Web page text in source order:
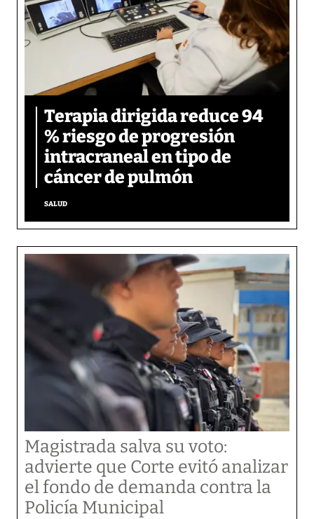
Terapia dirigida reduce 94
% riesgo de progresión
intracraneal en tipo de
cáncer de pulmón
SALUD
Magistrada salva su voto:
advierte que Corte evitó analizar
el fondo de demanda contra la
Policía Municipal